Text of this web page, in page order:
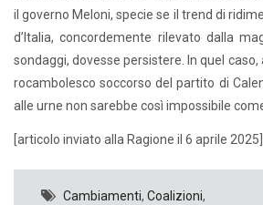
il governo Meloni, specie se il trend di
d’Italia, concordemente rilevato dalla
sondaggi, dovesse persistere. In quel
rocambolesco soccorso del partito di
alle urne non sarebbe così impossibile
[articolo inviato alla Ragione il 6 aprile 2025]
Cambiamenti, Coalizioni,